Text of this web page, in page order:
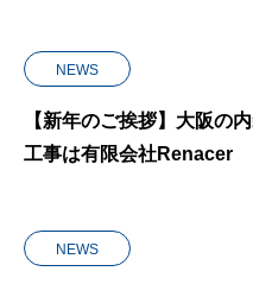
NEWS
【新年のご挨拶】大阪の
工事は有限会社Renacer
NEWS